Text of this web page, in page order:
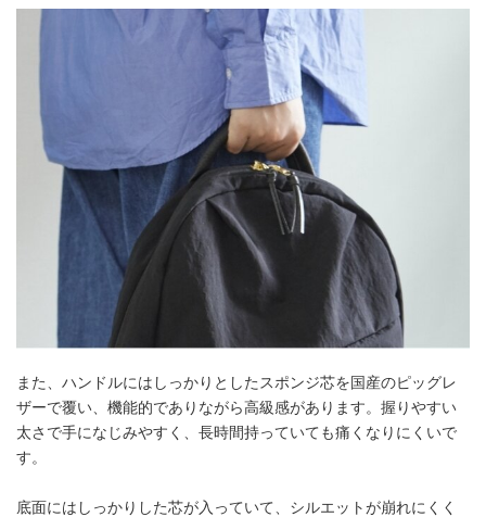
また、ハンドルにはしっかりとしたスポンジ芯を国産のピッグレ
ザーで覆い、機能的でありながら高級感があります。握りやすい
太さで手になじみやすく、長時間持っていても痛くなりにくいで
す。
底面にはしっかりした芯が入っていて、シルエットが崩れにくく